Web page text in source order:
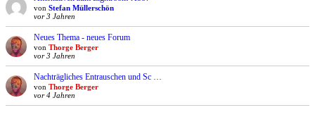
von Stefan Müllerschön
vor 3 Jahren
Neues Thema - neues Forum
von Thorge Berger
vor 3 Jahren
Nachträgliches Entrauschen und Sc …
von Thorge Berger
vor 4 Jahren